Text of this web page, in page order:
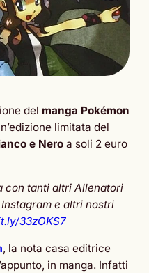
del manga Pokémon
limitata del
e Nero a soli 2 euro
con tanti altri Allenatori
e altri nostri
33zOKS7
, la nota casa editrice
in manga. Infatti